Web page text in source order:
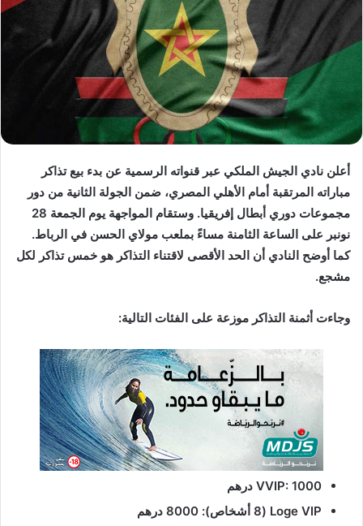
ي
إ
ك
ت
و
ن
ي
ا
أعلن نادي الجيش الملكي عبر قنواته الرسمية عن بدء بيع تذاكر
مباراته المرتقبة أمام الأهلي المصري، ضمن الجولة الثانية من دور
مجموعات دوري أبطال إفريقيا. وستقام المواجهة يوم الجمعة 28
نونبر على الساعة الثامنة مساءً بملعب مولاي الحسن في الرباط.
كما أوضح النادي أن الحد الأقصى لاقتناء التذاكر هو خمس تذاكر لكل
مشجع.
وجاءت أثمنة التذاكر موزعة على الفئات التالية:
VVIP: 1000 درهم
Loge VIP (8 أشخاص): 8000 درهم